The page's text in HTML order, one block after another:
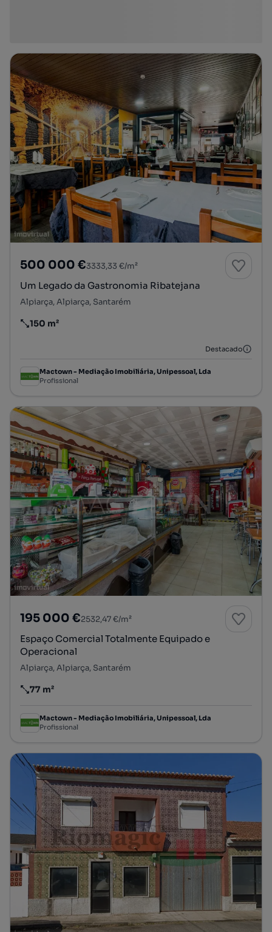
500 000 €3333,33 €/m²
Um Legado da Gastronomia Ribatejana
Alpiarça, Alpiarça, Santarém
Preço por metro quadrado
150 m²
Destacado
Mactown - Mediação Imobiliária, Unipessoal, Lda
Profissional
195 000 €2532,47 €/m²
Espaço Comercial Totalmente Equipado e
Operacional
Alpiarça, Alpiarça, Santarém
Preço por metro quadrado
77 m²
Mactown - Mediação Imobiliária, Unipessoal, Lda
Profissional